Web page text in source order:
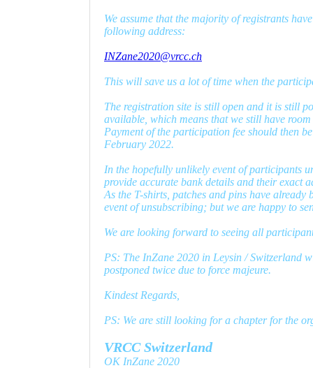
We assume that the majority of registrants
following address:
INZane2020@vrcc.ch
This will save us a lot of time when the
The registration site is still open and it is still
available, which means that we still have
Payment of the participation fee should then
February 2022.
In the hopefully unlikely event of participants
provide accurate bank details and their exact
As the T-shirts, patches and pins have
event of unsubscribing; but we are happy to
We are looking forward to seeing all
PS: The InZane 2020 in Leysin / Switzerland
postponed twice due to force majeure.
Kindest Regards,
PS: We are still looking for a chapter for the
VRCC Switzerland
OK InZane 2020